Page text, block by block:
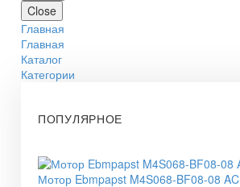
Close
Главная
Главная
Каталог
Категории
ПОПУЛЯРНОЕ
Мотор Ebmpapst M4S068-BF08-08 AC